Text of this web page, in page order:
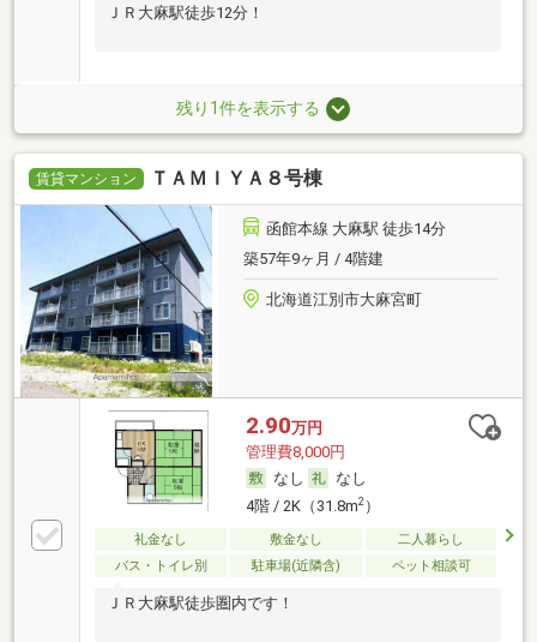
ＪＲ大麻駅徒歩12分！
残り1件を表示する
賃貸マンション ＴＡＭＩＹＡ８号棟
函館本線 大麻駅 徒歩14分
築57年9ヶ月 / 4階建
北海道江別市大麻宮町
2.90万円
管理費8,000円
なし
なし
4階 / 2K（31.8m2）
礼金なし 敷金なし
二人暮らし
バス・トイレ別
駐車場(近隣含) ペット相談可
ＪＲ大麻駅徒歩圏内です！